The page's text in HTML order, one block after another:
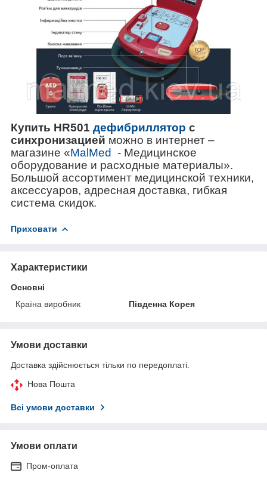
Купить HR501 дефибриллятор с
синхронизацией можно в интернет –
магазине «MalMed
- Медицинское
оборудование и расходные материалы».
Большой ассортимент медицинской техники,
аксессуаров, адресная доставка, гибкая
система скидок.
Приховати
Характеристики
Основні
Країна виробник
Південна Корея
Умови доставки
Доставка здійснюється тільки по передоплаті.
Нова Пошта
Всі умови доставки
Умови оплати
Пром-оплата